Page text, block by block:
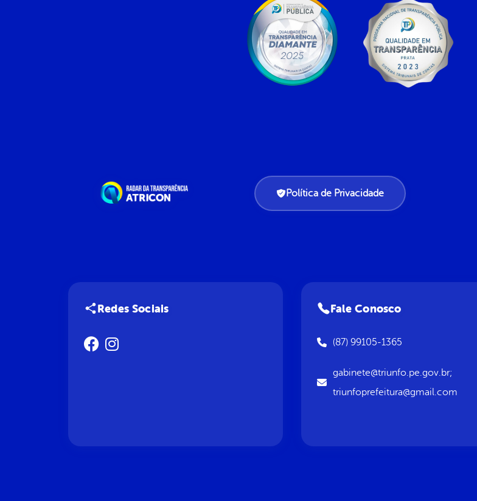
Política de Privacidade
Redes Sociais Fale Conosco
(87) 99105-1365
gabinete@triunfo.pe.gov.br;
triunfoprefeitura@gmail.com